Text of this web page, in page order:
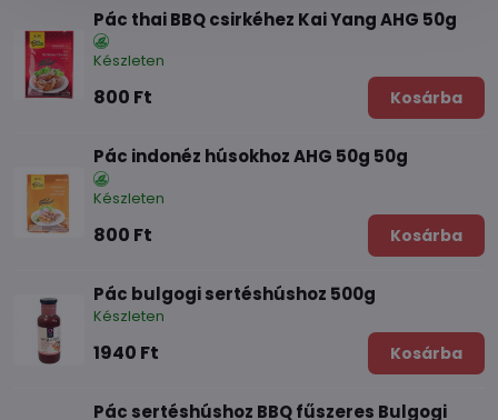
Pác thai BBQ csirkéhez Kai Yang AHG 50g
Készleten
800 Ft Kosárba
Pác indonéz húsokhoz AHG 50g 50g
Készleten
800 Ft Kosárba
Pác bulgogi sertéshúshoz 500g
Készleten
1940 Ft Kosárba
Pác sertéshúshoz BBQ fűszeres Bulgogi